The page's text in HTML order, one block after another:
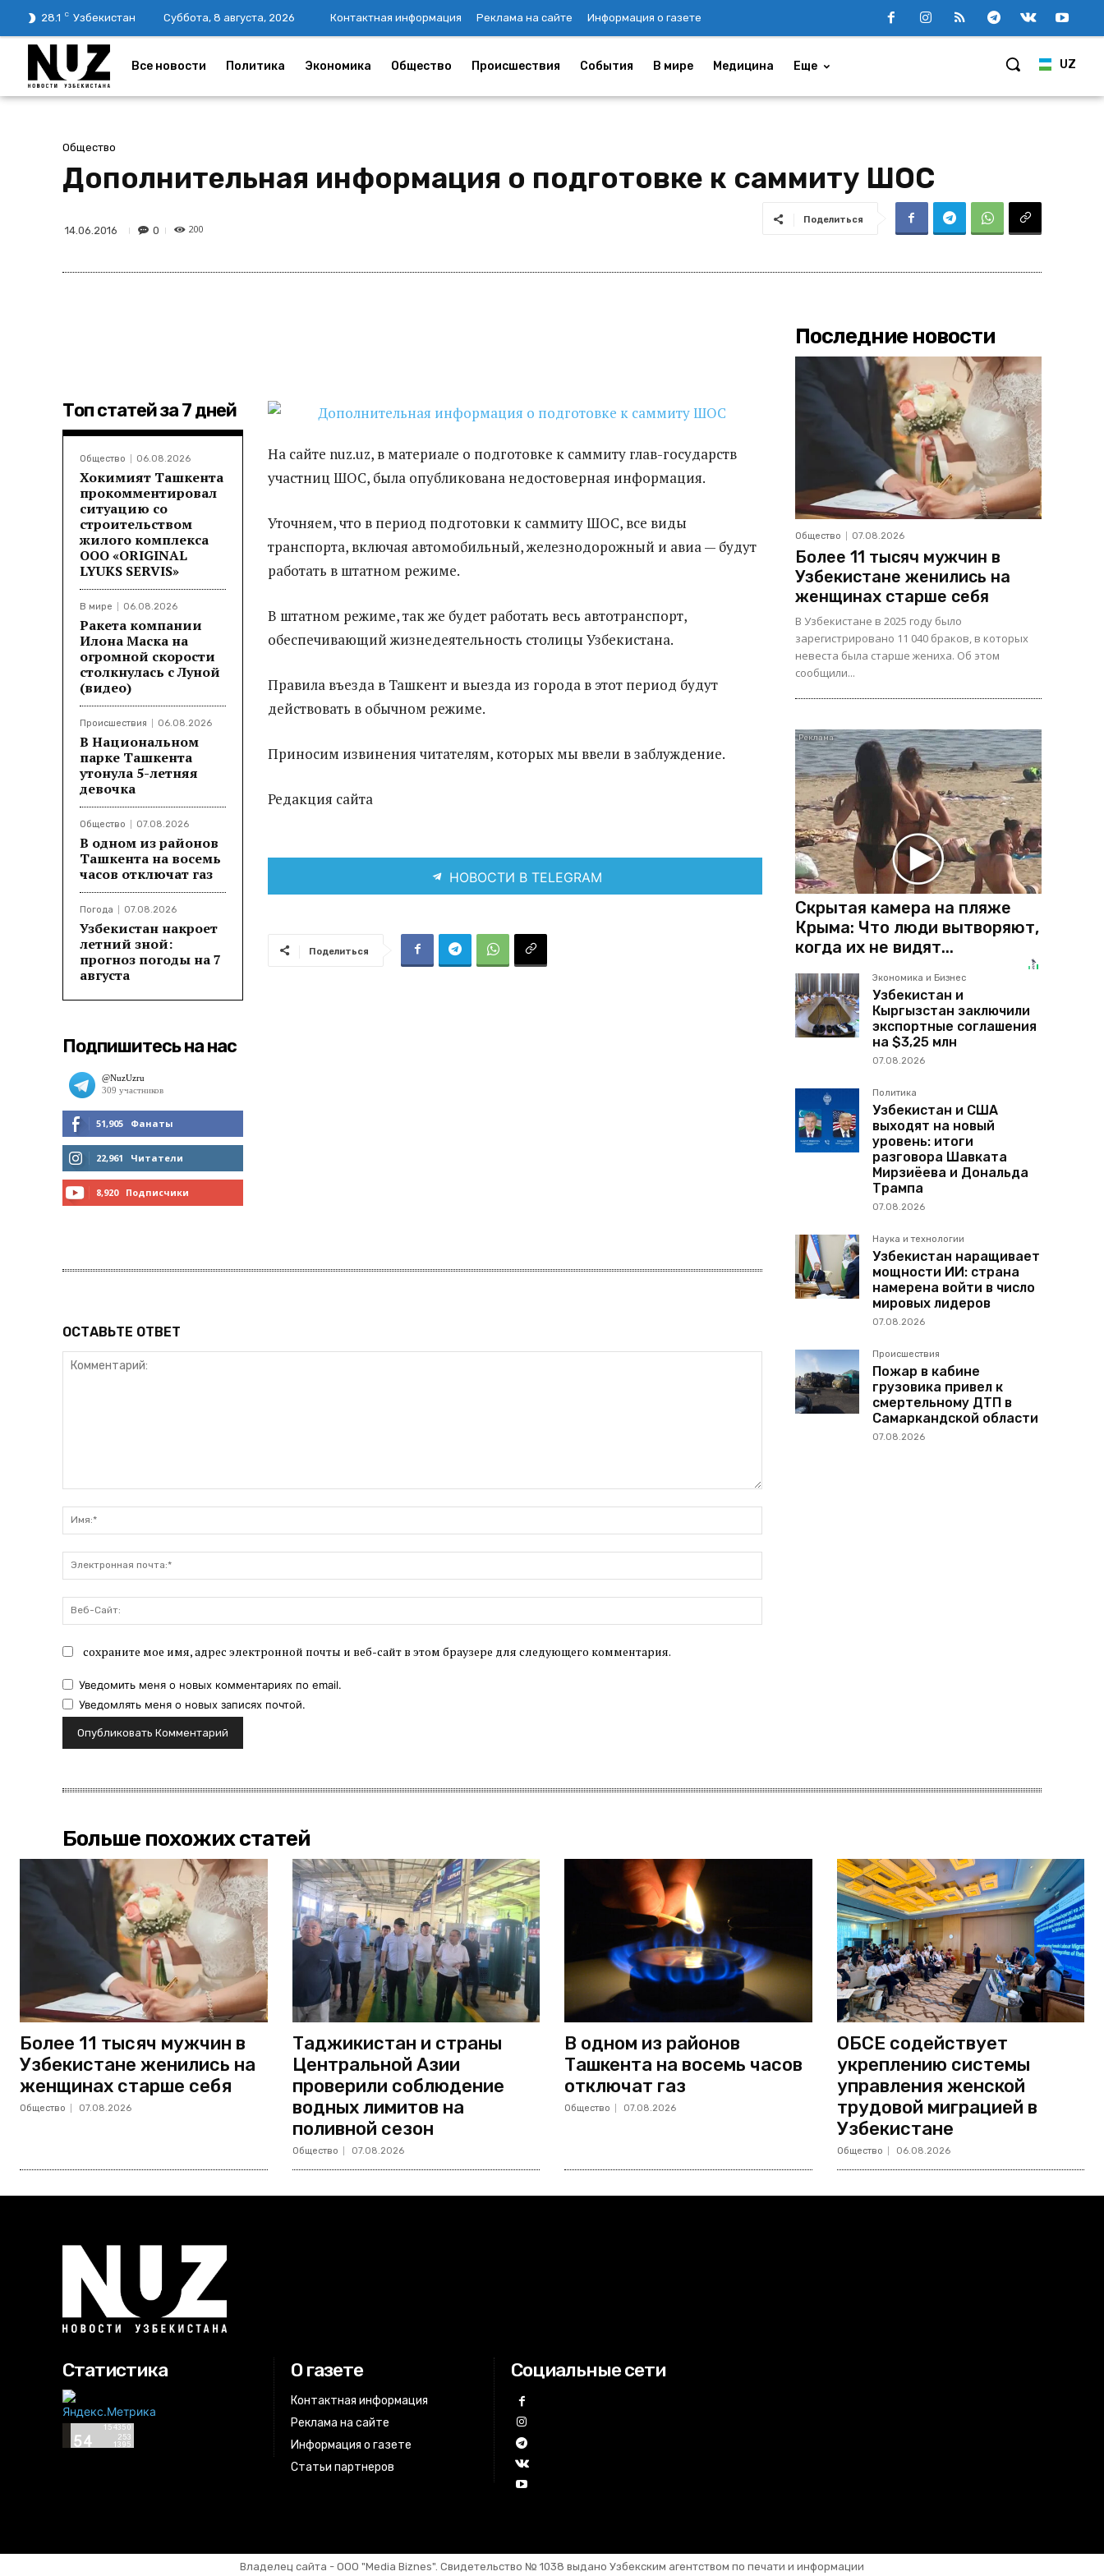
28.1 C Узбекистан Суббота, 8 августа, 2026 Контактная информация Реклама на сайте Информация о газете
UZ
Все новости Политика Экономика Общество Происшествия События В мире Медицина Еще
Общество
Дополнительная информация о подготовке к саммиту ШОС
14.06.2016 0 200
Поделиться
Топ статей за 7 дней
Общество 06.08.2026
Хокимият Ташкента
прокомментировал
ситуацию со
строительством
жилого комплекса
ООО «ORIGINAL
LYUKS SERVIS»
В мире 06.08.2026
Ракета компании
Илона Маска на
огромной скорости
столкнулась с Луной
(видео)
Происшествия 06.08.2026
В Национальном
парке Ташкента
утонула 5-летняя
девочка
Общество 07.08.2026
В одном из районов
Ташкента на восемь
часов отключат газ
Погода 07.08.2026
Узбекистан накроет
летний зной:
прогноз погоды на 7
августа
Подпишитесь на нас
51,905 Фанаты
МНЕ НРАВИТСЯ
22,961 Читатели
8,920 Подписчики
На сайте nuz.uz, в материале о подготовке к саммиту глав-государств
участниц ШОС, была опубликована недостоверная информация.
Уточняем, что в период подготовки к саммиту ШОС, все виды
транспорта, включая автомобильный, железнодорожный и авиа — будут
работать в штатном режиме.
В штатном режиме, так же будет работать весь автотранспорт,
обеспечивающий жизнедеятельность столицы Узбекистана.
Правила въезда в Ташкент и выезда из города в этот период будут
действовать в обычном режиме.
Приносим извинения читателям, которых мы ввели в заблуждение.
Редакция сайта
НОВОСТИ В TELEGRAM
Поделиться
ОСТАВЬТЕ ОТВЕТ
почта:*
Сайт:
сохраните мое имя, адрес электронной почты и веб-сайт в этом браузере для следующего комментария.
Уведомить меня о новых комментариях по email.
Уведомлять меня о новых записях почтой.
Последние новости
Общество 07.08.2026
Более 11 тысяч мужчин в
Узбекистане женились на
женщинах старше себя
В Узбекистане в 2025 году было
зарегистрировано 11 040 браков, в которых
невеста была старше жениха. Об этом
сообщили...
Скрытая камера на пляже
Крыма: Что люди вытворяют,
когда их не видят...
Экономика и Бизнес
Узбекистан и
Кыргызстан заключили
экспортные соглашения
на $3,25 млн
07.08.2026
Политика
Узбекистан и США
выходят на новый
уровень: итоги
разговора Шавката
Мирзиёева и Дональда
Трампа
07.08.2026
Наука и технологии
Узбекистан наращивает
мощности ИИ: страна
намерена войти в число
мировых лидеров
07.08.2026
Происшествия
Пожар в кабине
грузовика привел к
смертельному ДТП в
Самаркандской области
07.08.2026
Больше похожих статей
Более 11 тысяч мужчин в
Узбекистане женились на
женщинах старше себя
Общество 07.08.2026
Таджикистан и страны
Центральной Азии
проверили соблюдение
водных лимитов на
поливной сезон
Общество 07.08.2026
В одном из районов
Ташкента на восемь часов
отключат газ
Общество 07.08.2026
ОБСЕ содействует
укреплению системы
управления женской
трудовой миграцией в
Узбекистане
Общество 06.08.2026
Статистика О газете
Контактная информация
Реклама на сайте
Информация о газете
Статьи партнеров
Социальные сети
Владелец сайта - ООО "Media Biznes". Свидетельство № 1038 выдано Узбекским агентством по печати и информации